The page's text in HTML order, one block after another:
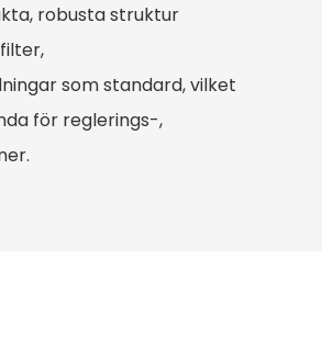
robusta struktur
som standard, vilket
för reglerings-,